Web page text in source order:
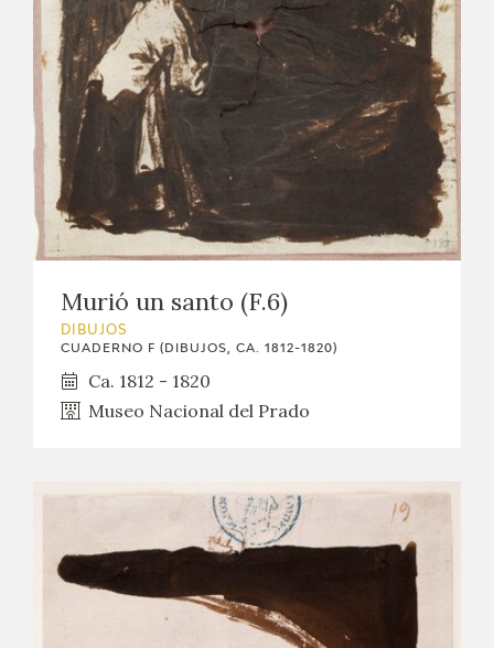
Murió un santo (F.6)
DIBUJOS
CUADERNO F (DIBUJOS, CA. 1812-1820)
Ca. 1812 - 1820
Museo Nacional del Prado